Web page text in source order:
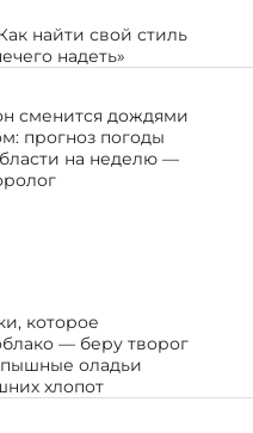
найти свой стиль
надеть»
сменится дождями
прогноз погоды
на неделю —
которое
— беру творог
оладьи
хлопот